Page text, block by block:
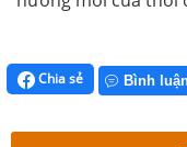
Chia sẻ Bình